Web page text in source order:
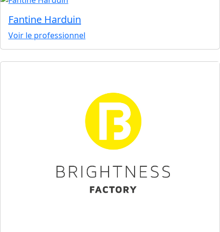
Fantine Harduin
Voir le professionnel